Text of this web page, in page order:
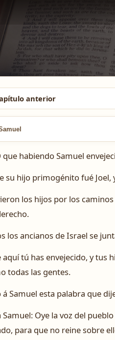
anterior
que habiendo Samuel
su hijo primogénito fué
los hijos por los
los ancianos de Israel se
aquí tú has envejecido, y
todas las gentes.
Samuel esta palabra que
Samuel: Oye la voz del
para que no reine sobre